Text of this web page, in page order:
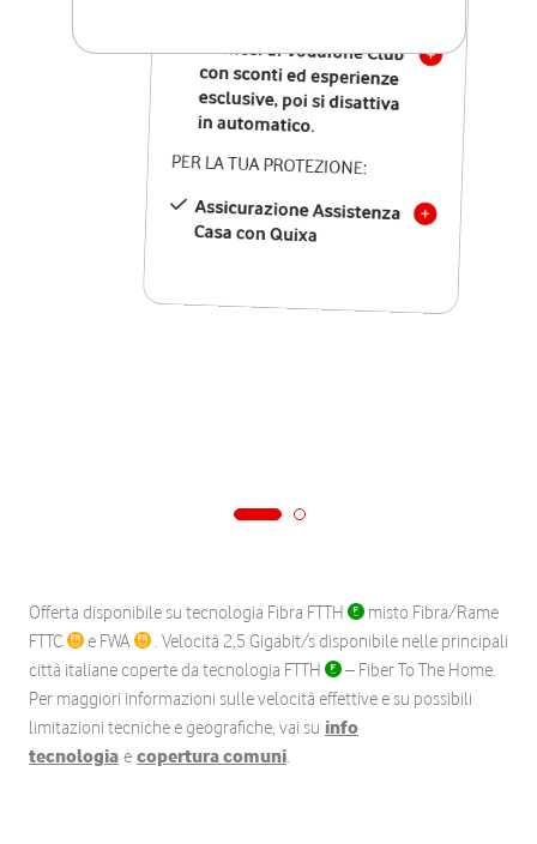
12 mesi di Vodafone Club
con sconti ed esperienze
esclusive, poi si disattiva
in automatico.
PER LA TUA PROTEZIONE:
Assicurazione Assistenza
Casa con Quixa
Offerta disponibile su tecnologia Fibra FTTH
misto Fibra/Rame
FTTC
e FWA
. Velocità 2,5 Gigabit/s disponibile nelle principali
città italiane coperte da tecnologia FTTH
– Fiber To The Home.
Per maggiori informazioni sulle velocità effettive e su possibili
limitazioni tecniche e geografiche, vai su info
tecnologia e copertura comuni.